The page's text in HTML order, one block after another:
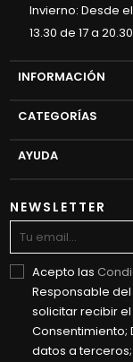
Invierno: Desde
13.30 de 17 a
INFORMACIÓN
CATEGORÍAS
AYUDA
NEWSLETTER
Acepto las
Responsable del
solicitar recibir
Consentimiento;
datos a